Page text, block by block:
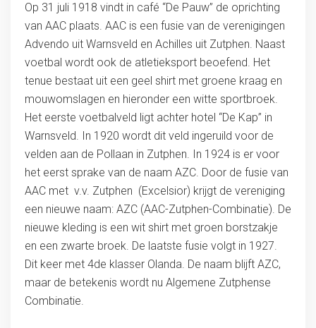
Op 31 juli 1918 vindt in café “De Pauw” de oprichting
van AAC plaats. AAC is een fusie van de verenigingen
Advendo uit Warnsveld en Achilles uit Zutphen. Naast
voetbal wordt ook de atletieksport beoefend. Het
tenue bestaat uit een geel shirt met groene kraag en
mouwomslagen en hieronder een witte sportbroek.
Het eerste voetbalveld ligt achter hotel “De Kap” in
Warnsveld. In 1920 wordt dit veld ingeruild voor de
velden aan de Pollaan in Zutphen. In 1924 is er voor
het eerst sprake van de naam AZC. Door de fusie van
AAC met v.v. Zutphen (Excelsior) krijgt de vereniging
een nieuwe naam: AZC (AAC-Zutphen-Combinatie). De
nieuwe kleding is een wit shirt met groen borstzakje
en een zwarte broek. De laatste fusie volgt in 1927.
Dit keer met 4de klasser Olanda. De naam blijft AZC,
maar de betekenis wordt nu Algemene Zutphense
Combinatie.